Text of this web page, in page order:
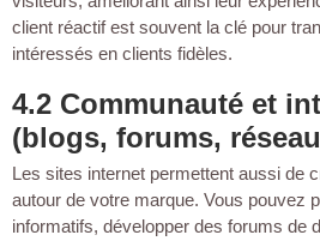
client réactif est souvent la clé pour
intéressés en clients fidèles.
4.2 Communauté et
(blogs, forums,
Les sites internet permettent aussi de
autour de votre marque. Vous pouvez
informatifs, développer des forums de